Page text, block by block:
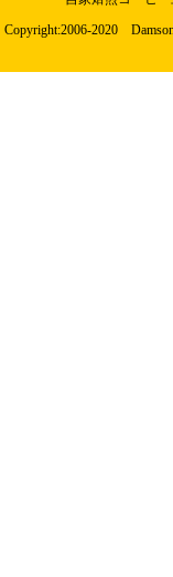
Copyright:2006-2020